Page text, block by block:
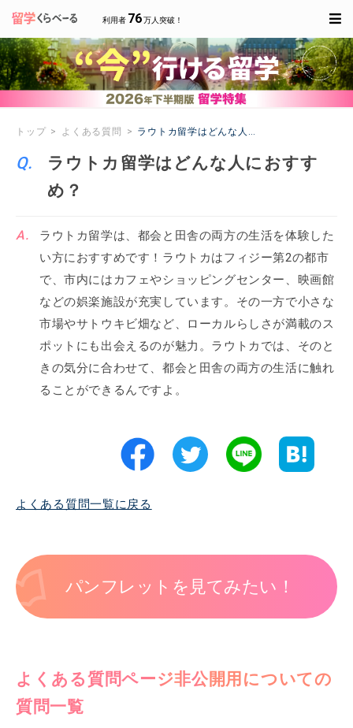
利用者 76万人突破！
トップ よくある質問 ラウトカ留学はどんな人におすすめ？
ラウトカ留学はどんな人におすす
め？
ラウトカ留学は、都会と田舎の両方の生活を体験した
い方におすすめです！ラウトカはフィジー第2の都市
で、市内にはカフェやショッピングセンター、映画館
などの娯楽施設が充実しています。その一方で小さな
市場やサトウキビ畑など、ローカルらしさが満載のス
ポットにも出会えるのが魅力。ラウトカでは、そのと
きの気分に合わせて、都会と田舎の両方の生活に触れ
ることができるんですよ。
よくある質問一覧に戻る
パンフレットを見てみたい！
よくある質問ページ非公開用についての
質問一覧